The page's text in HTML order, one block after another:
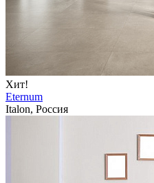
Хит!
Eternum
Italon, Россия